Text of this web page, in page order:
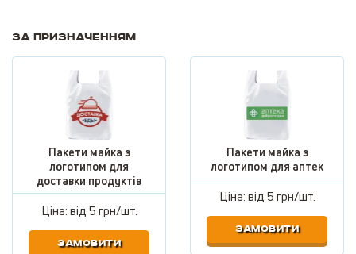
За призначенням
Пакети майка з
логотипом для
доставки продуктів
Ціна: від5 грн/шт.
ЗАМОВИТИ
Пакети майка з
логотипом для аптек
Ціна: від5 грн/шт.
ЗАМОВИТИ